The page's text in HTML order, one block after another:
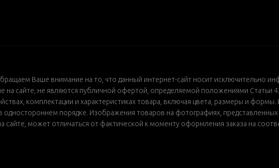
Ваше внимание на то, что данный интернет-сайт носит исключительно
сайте, не являются публичной офертой, определяемой положениями Статьи
комплектации и характеристиках товара, включая цвета, размеры и формы.
порядке. Изображения товаров на фотографиях, представленных
сайте, может отличаться от фактической к моменту оформления заказа на